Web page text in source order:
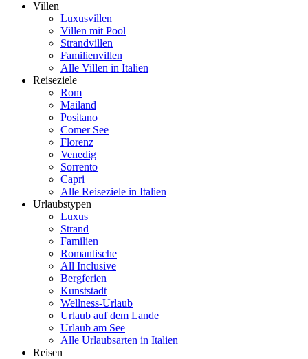
Villen
Luxusvillen
Villen mit Pool
Strandvillen
Familienvillen
Alle Villen in Italien
Reiseziele
Rom
Mailand
Positano
Comer See
Florenz
Venedig
Sorrento
Capri
Alle Reiseziele in Italien
Urlaubstypen
Luxus
Strand
Familien
Romantische
All Inclusive
Bergferien
Kunststadt
Wellness-Urlaub
Urlaub auf dem Lande
Urlaub am See
Alle Urlaubsarten in Italien
Reisen